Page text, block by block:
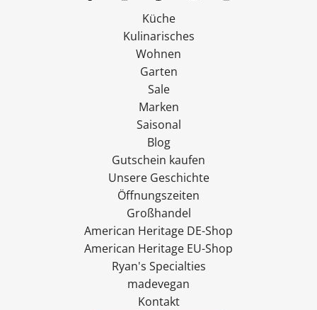
Küche
Kulinarisches
Wohnen
Garten
Sale
Marken
Saisonal
Blog
Gutschein kaufen
Unsere Geschichte
Öffnungszeiten
Großhandel
American Heritage DE-Shop
American Heritage EU-Shop
Ryan's Specialties
madevegan
Kontakt